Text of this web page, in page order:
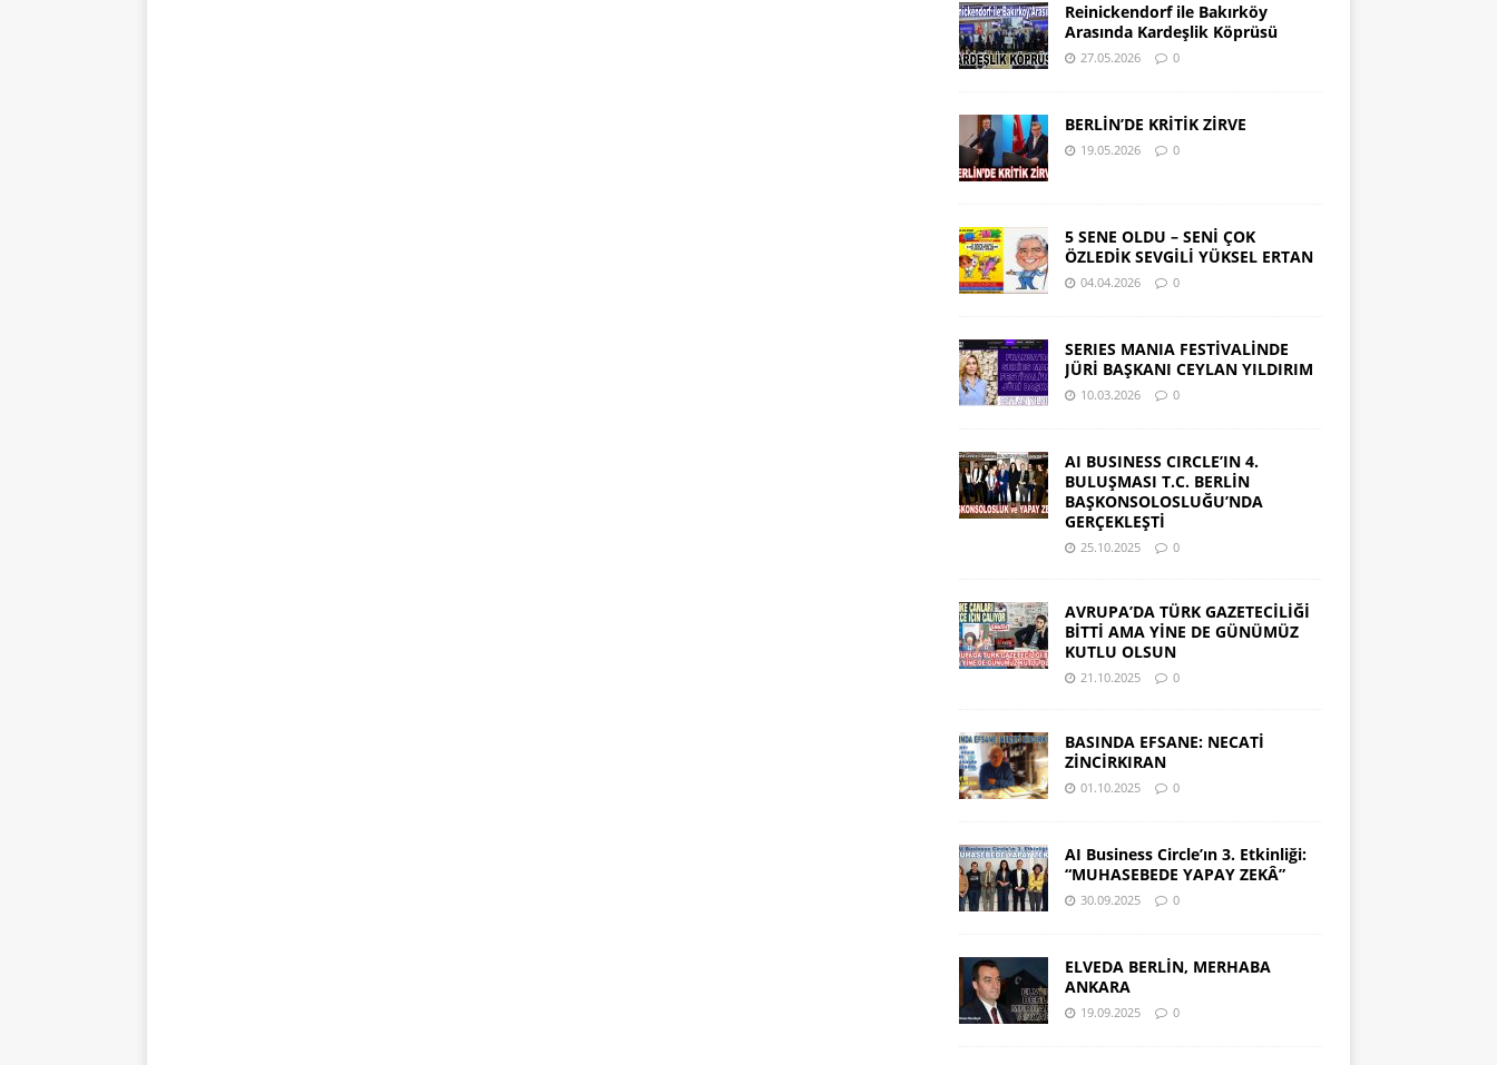
Reinickendorf ile Bakırköy
Arasında Kardeşlik Köprüsü
27.05.2026 0
BERLİN’DE KRİTİK ZİRVE
19.05.2026 0
5 SENE OLDU – SENİ ÇOK
ÖZLEDİK SEVGİLİ YÜKSEL ERTAN
04.04.2026 0
SERIES MANIA FESTİVALİNDE
JÜRİ BAŞKANI CEYLAN YILDIRIM
10.03.2026 0
AI BUSINESS CIRCLE’IN 4.
BULUŞMASI T.C. BERLİN
BAŞKONSOLOSLUĞU’NDA
GERÇEKLEŞTİ
25.10.2025 0
AVRUPA’DA TÜRK GAZETECİLİĞİ
BİTTİ AMA YİNE DE GÜNÜMÜZ
KUTLU OLSUN
21.10.2025 0
BASINDA EFSANE: NECATİ
ZİNCİRKIRAN
01.10.2025 0
AI Business Circle’ın 3. Etkinliği:
“MUHASEBEDE YAPAY ZEKÂ”
30.09.2025 0
ELVEDA BERLİN, MERHABA
ANKARA
19.09.2025 0